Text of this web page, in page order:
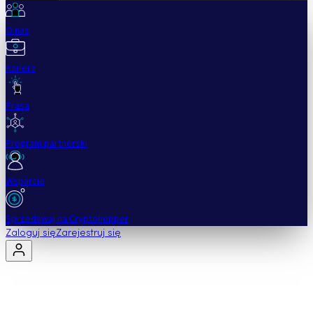
O nas
Kariera
Prasa
Program partnerski
Wsparcie
Sprzedawaj na Cryptohopper
Zaloguj sięZarejestruj się